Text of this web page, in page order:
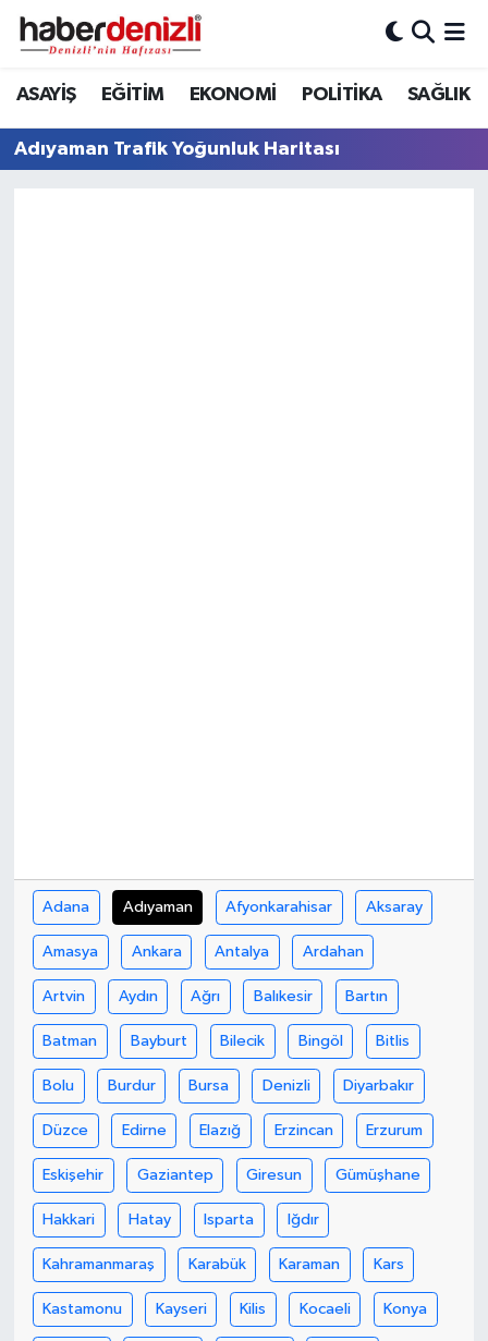
ASAYİŞ EĞİTİM EKONOMİ POLİTİKA SAĞLIK
Adıyaman Trafik Yoğunluk Haritası
Adana Adıyaman Afyonkarahisar Aksaray
Amasya Ankara Antalya Ardahan
Artvin Aydın Ağrı Balıkesir Bartın
Batman Bayburt Bilecik Bingöl Bitlis
Bolu Burdur Bursa Denizli Diyarbakır
Düzce Edirne Elazığ Erzincan Erzurum
Eskişehir Gaziantep Giresun Gümüşhane
Hakkari Hatay Isparta Iğdır
Kahramanmaraş Karabük Karaman Kars
Kastamonu Kayseri Kilis Kocaeli Konya
Denizli Nöbetçi Eczaneler
Denizli Hava Durumu